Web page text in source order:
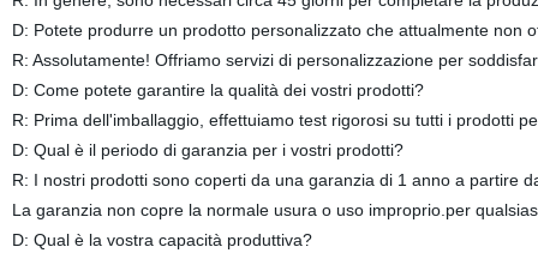
D: Potete produrre un prodotto personalizzato che attualmente non
R: Assolutamente! Offriamo servizi di personalizzazione per
D: Come potete garantire la qualità dei vostri prodotti?
R: Prima dell'imballaggio, effettuiamo test rigorosi su tutti i prodotti
D: Qual è il periodo di garanzia per i vostri prodotti?
R: I nostri prodotti sono coperti da una garanzia di 1 anno a partire
La garanzia non copre la normale usura o uso improprio. per
D: Qual è la vostra capacità produttiva?